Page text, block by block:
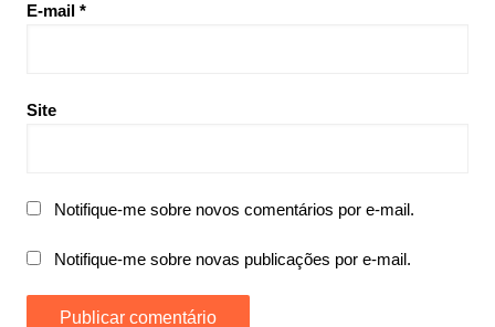
E-mail *
Site
Notifique-me sobre novos comentários por e-mail.
Notifique-me sobre novas publicações por e-mail.